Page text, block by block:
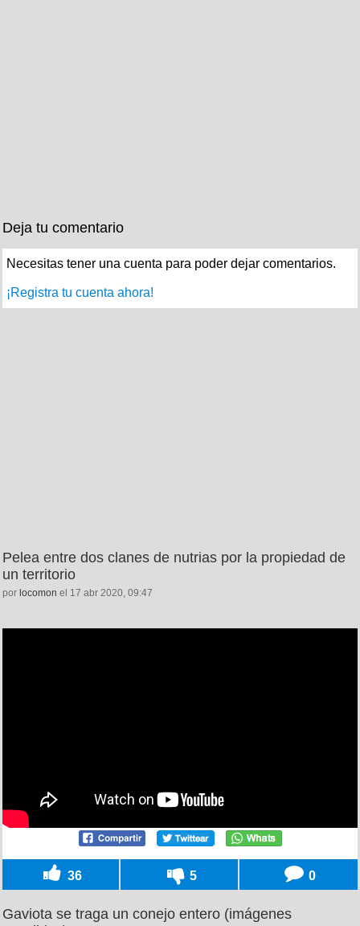
Deja tu comentario
Necesitas tener una cuenta para poder dejar comentarios.
¡Registra tu cuenta ahora!
Pelea entre dos clanes de nutrias por la propiedad de
un territorio
por locomon el 17 abr 2020, 09:47
36 5 0
Gaviota se traga un conejo entero (imágenes